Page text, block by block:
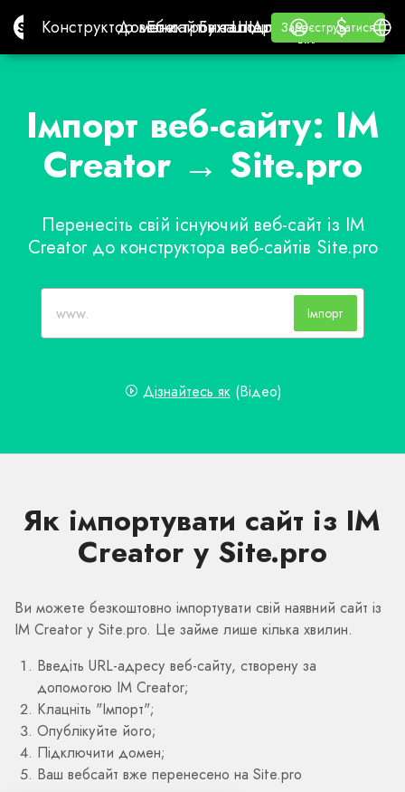
Site.proКонструктор веб-сайтів з ШІ
Конструктор веб-сайтів з ШІ
Домени
ДомениЕлектронна пошта
Електронна пошта
Бухгалтерське ПЗ
Бухгалтерське ПЗ
Для
Для реселлерів
БІЛА ЕТИКЕТКА
Навчання
Навчання
Зареєструватися
Зареєструватися
Увійти $
$
Імпорт веб-сайту: IM
Creator → Site.pro
Перенесіть свій існуючий веб-сайт із IM
Creator до конструктора веб-сайтів Site.pro
Імпорт
Дізнайтесь як(Відео)
Як імпортувати сайт із IM
Creator у Site.pro
Ви можете безкоштовно імпортувати свій наявний сайт із
IM Creator у Site.pro. Це займе лише кілька хвилин.
Введіть URL-адресу веб-сайту, створену за
допомогою IM Creator;
Клацніть "Імпорт";
Опублікуйте його;
Підключити домен;
Ваш вебсайт вже перенесено на Site.pro